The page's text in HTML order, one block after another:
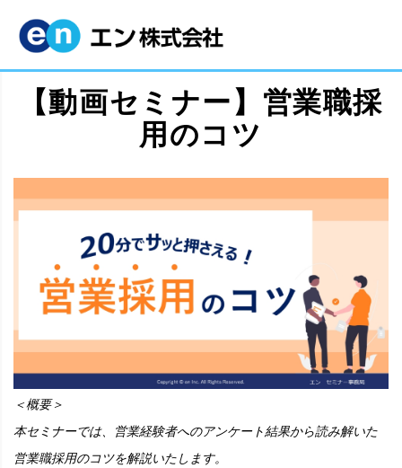
【動画セミナー】営業職採
用のコツ
＜概要＞
本セミナーでは、営業経験者へのアンケート結果から読み解いた
営業職採用のコツを解説いたします。